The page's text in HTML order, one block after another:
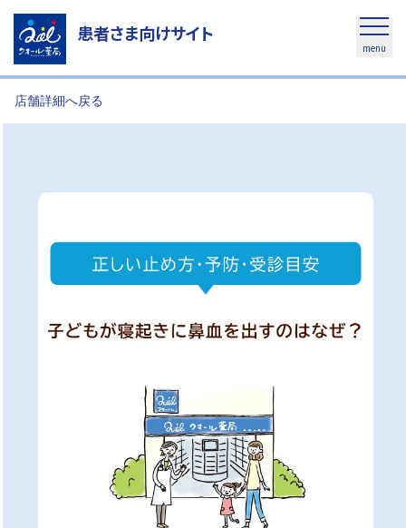
患者さま向けサイト
menu
店舗詳細へ戻る